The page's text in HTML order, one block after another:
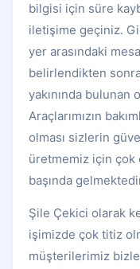
bilgisi için süre
iletişime geçiniz.
yer arasındaki
belirlendikten
yakınında bulunan
Araçlarımızın
olması sizlerin
üretmemiz için çok
başında
Şile Çekici olarak
işimizde çok titiz
müşterilerimiz